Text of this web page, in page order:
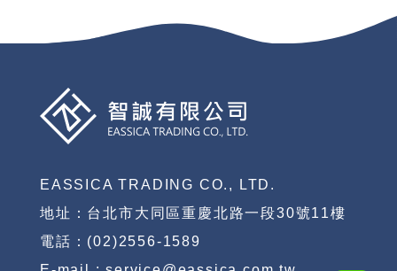
EASSICA TRADING CO., LTD.
地址：台北市大同區重慶北路一段30號11樓
電話：(02)2556-1589